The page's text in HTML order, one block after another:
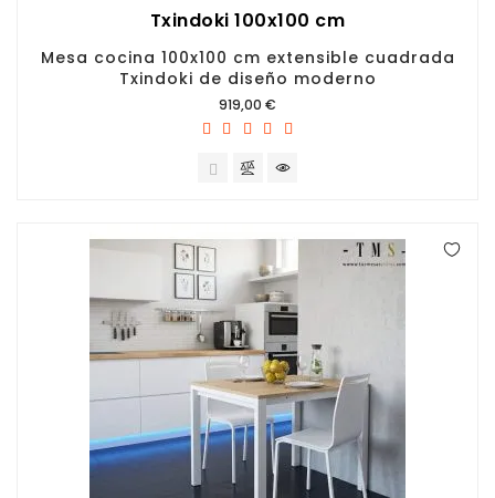
Txindoki 100x100 cm
Mesa cocina 100x100 cm extensible cuadrada
Txindoki de diseño moderno
Precio
919,00 €